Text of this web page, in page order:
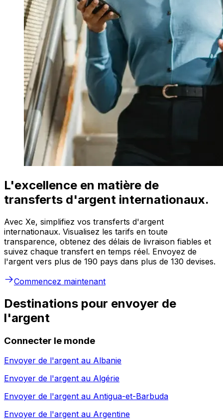
L'excellence en matière de
transferts d'argent internationaux.
Avec Xe, simplifiez vos transferts d'argent
internationaux. Visualisez les tarifs en toute
transparence, obtenez des délais de livraison fiables et
suivez chaque transfert en temps réel. Envoyez de
l'argent vers plus de 190 pays dans plus de 130 devises.
Commencez maintenant
Destinations pour envoyer de
l'argent
Connecter le monde
Envoyer de l'argent au Albanie
Envoyer de l'argent au Algérie
Envoyer de l'argent au Antigua-et-Barbuda
Envoyer de l'argent au Argentine